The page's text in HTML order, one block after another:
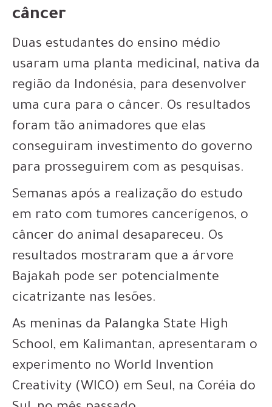
câncer
Duas estudantes do ensino médio
usaram uma planta medicinal, nativa da
região da Indonésia, para desenvolver
uma cura para o câncer. Os resultados
foram tão animadores que elas
conseguiram investimento do governo
para prosseguirem com as pesquisas.
Semanas após a realização do estudo
em rato com tumores cancerígenos, o
câncer do animal desapareceu. Os
resultados mostraram que a árvore
Bajakah pode ser potencialmente
cicatrizante nas lesões.
As meninas da Palangka State High
School, em Kalimantan, apresentaram o
experimento no World Invention
Creativity (WICO) em Seul, na Coréia do